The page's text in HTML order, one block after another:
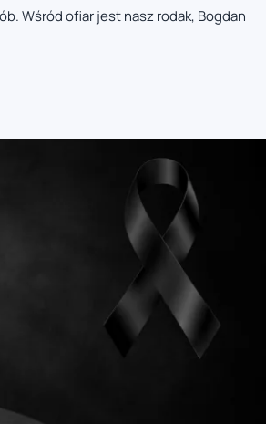
Wśród ofiar jest nasz rodak, Bogdan